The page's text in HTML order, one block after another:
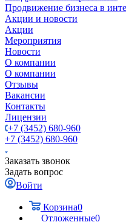
Продвижение бизнеса в
Акции и новости
Акции
Мероприятия
Новости
О компании
О компании
Отзывы
Вакансии
Контакты
Лицензии
+7 (3452) 680-960
+7 (3452) 680-960
Заказать звонок
Задать вопрос
Войти
Корзина0
Отложенные0